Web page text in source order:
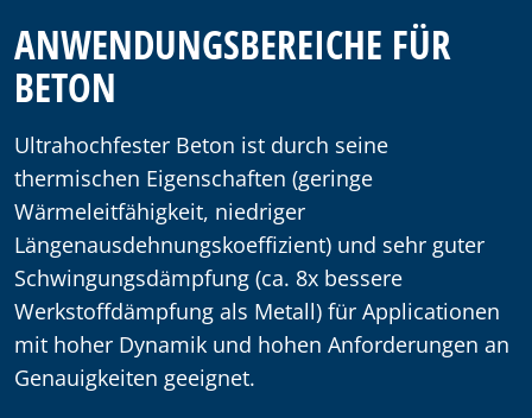
ANWENDUNGSBEREICHE FÜR
BETON
Ultrahochfester Beton ist durch seine
thermischen Eigenschaften (geringe
Wärmeleitfähigkeit, niedriger
Längenausdehnungskoeffizient) und sehr guter
Schwingungsdämpfung (ca. 8x bessere
Werkstoffdämpfung als Metall) für Applicationen
mit hoher Dynamik und hohen Anforderungen an
Genauigkeiten geeignet.